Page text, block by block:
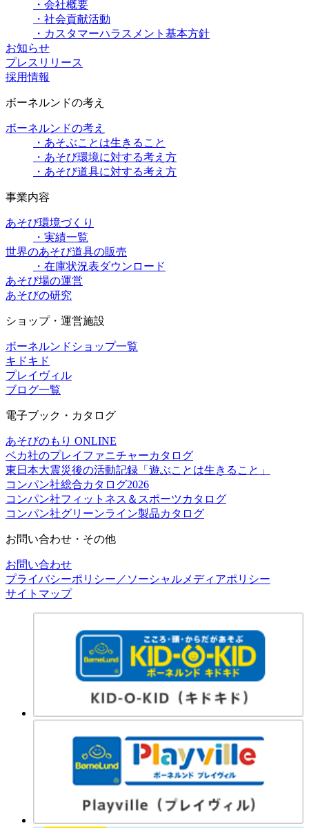
・会社概要
・社会貢献活動
・カスタマーハラスメント基本方針
お知らせ
プレスリリース
採用情報
ボーネルンドの考え
ボーネルンドの考え
・あそぶことは生きること
・あそび環境に対する考え方
・あそび道具に対する考え方
事業内容
あそび環境づくり
・実績一覧
世界のあそび道具の販売
・在庫状況表ダウンロード
あそび場の運営
あそびの研究
ショップ・運営施設
ボーネルンドショップ一覧
キドキド
プレイヴィル
ブログ一覧
電子ブック・カタログ
あそびのもり ONLINE
ベカ社のプレイファニチャーカタログ
東日本大震災後の活動記録「遊ぶことは生きること」
コンパン社総合カタログ2026
コンパン社フィットネス＆スポーツカタログ
コンパン社グリーンライン製品カタログ
お問い合わせ・その他
お問い合わせ
プライバシーポリシー／ソーシャルメディアポリシー
サイトマップ